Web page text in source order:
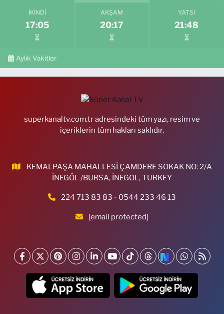
İKINDI
17:05
AKŞAM
20:17
YATSI
21:48
Aylık Vakitler
superkanaltv.com.tr adresindeki tüm yazı, resim ve
içeriklerin tüm hakları saklıdır.
KEMALPAŞA MAHALLESİ ÇAMDERE SOKAK NO: 2/A
İNEGÖL /BURSA, İNEGOL, TURKEY
224 713 83 83 - 0544 233 46 13
[email protected]